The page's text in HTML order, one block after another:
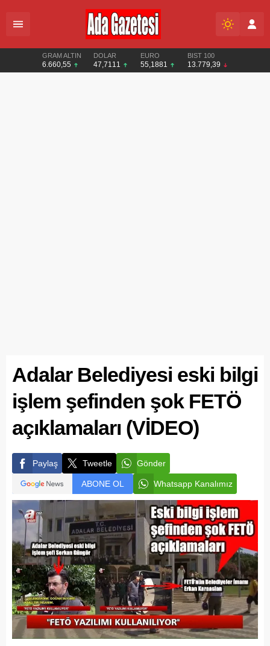
GRAM ALTIN
6.660,55
DOLAR
47,7111
EURO
55,1881
BIST 100
13.779,39
Adalar Belediyesi eski bilgi
işlem şefinden şok FETÖ
açıklamaları (VİDEO)
Paylaş Tweetle Gönder
ABONE OL Whatsapp Kanalımız